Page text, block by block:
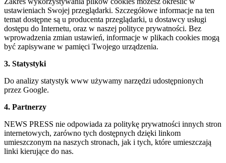
ustawieniach Swojej przeglądarki. Szczegółowe informacje na ten
temat dostępne są u producenta przeglądarki, u dostawcy usługi
dostępu do Internetu, oraz w naszej polityce prywatności. Bez
wprowadzenia zmian ustawień, informacje w plikach cookies mogą
być zapisywane w pamięci Twojego urządzenia.
3. Statystyki
Do analizy statystyk www używamy narzędzi udostępnionych
przez Google.
4. Partnerzy
NEWS PRESS nie odpowiada za politykę prywatności innych stron
internetowych, zarówno tych dostępnych dzięki linkom
umieszczonym na naszych stronach, jak i tych, które umieszczają
linki kierujące do nas.